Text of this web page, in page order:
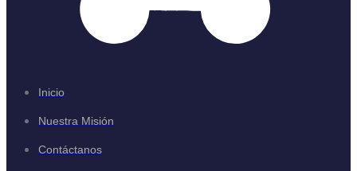
Inicio
Nuestra Misión
Contáctanos